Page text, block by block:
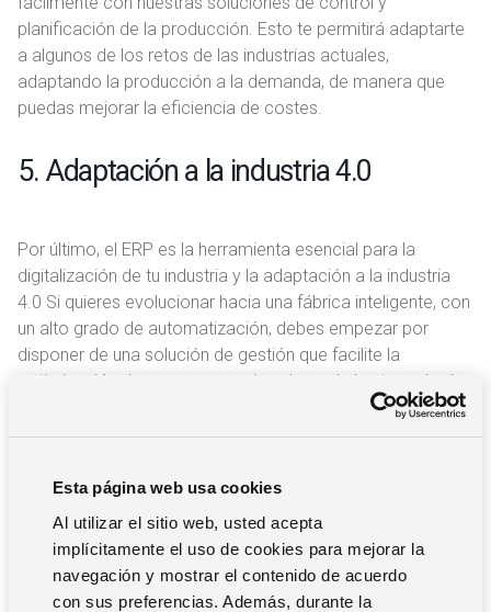
Esta página web usa cookies
Al utilizar el sitio web, usted acepta
implícitamente el uso de cookies para mejorar la
navegación y mostrar el contenido de acuerdo
con sus preferencias. Además, durante la
planificación de la producción. Esto te permitirá adaptarte
a algunos de los retos de las industrias actuales,
adaptando la producción a la demanda, de manera que
puedas mejorar la eficiencia de costes.
5. Adaptación a la industria 4.0
Por último, el ERP es la herramienta esencial para la
digitalización de tu industria y la adaptación a la industria
4.0 Si quieres evolucionar hacia una fábrica inteligente, con
un alto grado de automatización, debes empezar por
disponer de una solución de gestión que facilite la
optimización de recursos gracias al uso de las tecnologías
solución de software Solmicro ERP, que dispone de una
versión vertical orientada a distintos sectores
empresariales, y que además tiene una potente flexibilidad
y capacidad de personalización, muy superior a la de otros
ERP en el mercado, con posibilidad de acceso al código